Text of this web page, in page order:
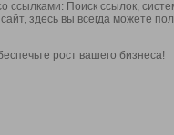
Поиск ссылок,
здесь вы всегда можете
рост вашего бизнеса!